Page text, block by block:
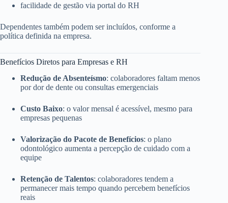
facilidade de gestão via portal do RH
Dependentes também podem ser incluídos, conforme a
política definida na empresa.
Benefícios Diretos para Empresas e RH
Redução de Absenteísmo: colaboradores faltam menos
por dor de dente ou consultas emergenciais
Custo Baixo: o valor mensal é acessível, mesmo para
empresas pequenas
Valorização do Pacote de Benefícios: o plano
odontológico aumenta a percepção de cuidado com a
equipe
Retenção de Talentos: colaboradores tendem a
permanecer mais tempo quando percebem benefícios
reais